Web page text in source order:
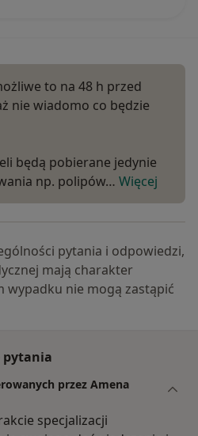
to na 48 h przed
nie wiadomo co będzie
będą pobierane jedynie
np. polipów… Więcej
pytania i odpowiedzi,
mają charakter
wypadku nie mogą zastąpić
pytania
przez Amena
specjalizacji